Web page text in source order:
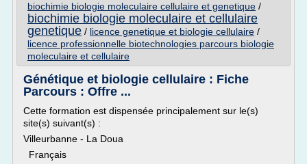
biochimie biologie moleculaire cellulaire et genetique /
biochimie biologie moleculaire et cellulaire
genetique / licence genetique et biologie cellulaire /
licence professionnelle biotechnologies parcours biologie
moleculaire et cellulaire
Génétique et biologie cellulaire : Fiche
Parcours : Offre ...
Cette formation est dispensée principalement sur le(s)
site(s) suivant(s) :
Villeurbanne - La Doua
Français